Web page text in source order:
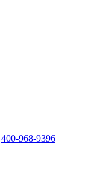
400-968-9396